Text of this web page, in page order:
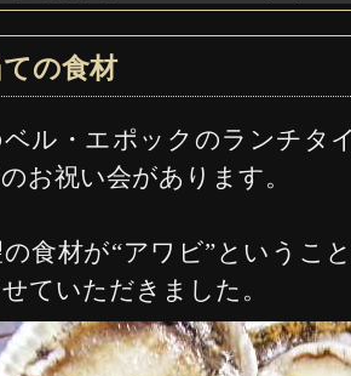
の食材
ル・エポックのランチタ
お祝い会があります。
の食材が“アワビ”というこ
ていただきました。